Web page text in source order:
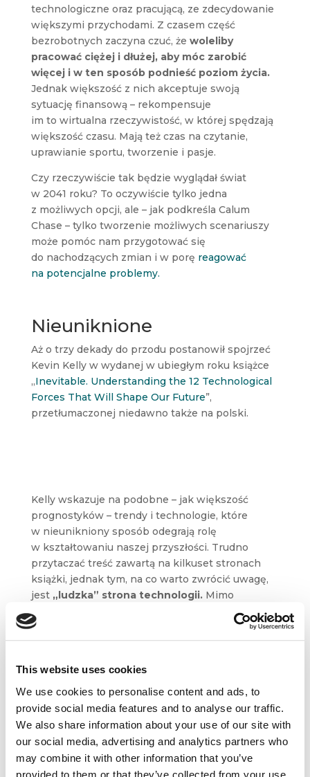
This website uses cookies
We use cookies to personalise content and ads, to
provide social media features and to analyse our traffic.
We also share information about your use of our site with
our social media, advertising and analytics partners who
may combine it with other information that you’ve
provided to them or that they’ve collected from your use
technologiczne oraz pracującą, ze zdecydowanie
większymi przychodami. Z czasem część
bezrobotnych zaczyna czuć, że woleliby
pracować ciężej i dłużej, aby móc zarobić
więcej i w ten sposób podnieść poziom życia.
Jednak większość z nich akceptuje swoją
sytuację finansową – rekompensuje
im to wirtualna rzeczywistość, w której spędzają
większość czasu. Mają też czas na czytanie,
uprawianie sportu, tworzenie i pasje.
Czy rzeczywiście tak będzie wyglądał świat
w 2041 roku? To oczywiście tylko jedna
z możliwych opcji, ale – jak podkreśla Calum
Chase – tylko tworzenie możliwych scenariuszy
może pomóc nam przygotować się
do nachodzących zmian i w porę reagować
na potencjalne problemy.
Nieuniknione
Aż o trzy dekady do przodu postanowił spojrzeć
Kevin Kelly w wydanej w ubiegłym roku książce
„Inevitable. Understanding the 12 Technological
Forces That Will Shape Our Future”,
przetłumaczonej niedawno także na polski.
Kelly wskazuje na podobne – jak większość
prognostyków – trendy i technologie, które
w nieunikniony sposób odegrają rolę
w kształtowaniu naszej przyszłości. Trudno
przytaczać treść zawartą na kilkuset stronach
książki, jednak tym, na co warto zwrócić uwagę,
jest „ludzka” strona technologii.Mimo
dynamicznego rozwoju, nie jest ona w stanie
zdominować wszystkich sfer życia. Dlatego
pewne wolne od technologii obszary mogą
ważne.
robotymogą zastąpić człowieka
tylko w pracach wykonywanych za pomocą
dłoni, ale w dużo mniejszym zakresie